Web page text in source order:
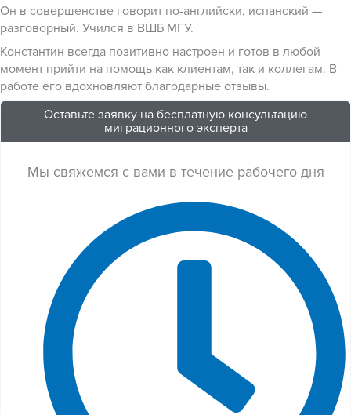
Он в совершенстве говорит по-английски, испанский —
разговорный. Учился в ВШБ МГУ.
Константин всегда позитивно настроен и готов в любой
момент прийти на помощь как клиентам, так и коллегам. В
работе его вдохновляют благодарные отзывы.
Оставьте заявку на бесплатную консультацию
миграционного эксперта
Мы свяжемся с вами в течение рабочего дня